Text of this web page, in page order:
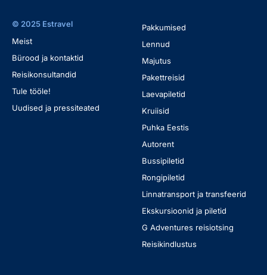
© 2025 Estravel
Meist
Bürood ja kontaktid
Reisikonsultandid
Tule tööle!
Uudised ja pressiteated
Pakkumised
Lennud
Majutus
Pakettreisid
Laevapiletid
Kruiisid
Puhka Eestis
Autorent
Bussipiletid
Rongipiletid
Linnatransport ja transfeerid
Ekskursioonid ja piletid
G Adventures reisiotsing
Reisikindlustus